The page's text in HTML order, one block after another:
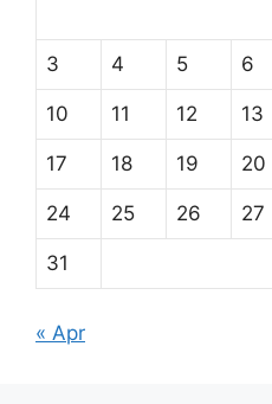
3 4 5 6
10 11 12 13
17 18 19 20
24 25 26 27
31
« Apr